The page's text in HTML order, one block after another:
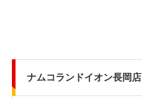
ナムコランドイオン長岡店